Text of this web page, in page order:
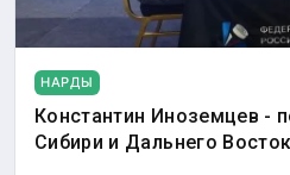
НАРДЫ
Константин Иноземцев -
Сибири и Дальнего